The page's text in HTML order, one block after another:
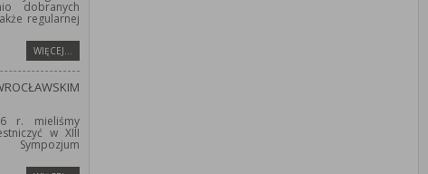
dobranych
regularnej
WIĘCEJ…
r. mieliśmy
w XIII